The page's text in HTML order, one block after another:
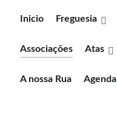
Inicio Freguesia
Associações Atas
A nossa Rua Agenda